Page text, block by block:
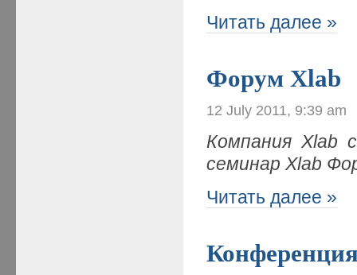
Читать далее »
Форум Xlab
12 July 2011, 9:39 am
Компания Xlab
семинарXlab
Читать далее »